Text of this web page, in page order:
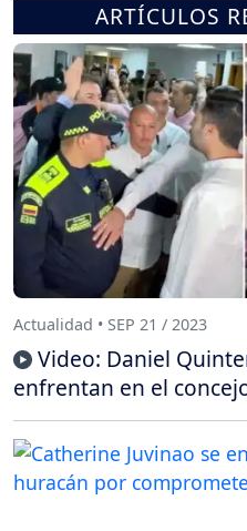
ARTÍCULOS
Actualidad • SEP 21 / 2023
Video: Daniel
enfrentan en el